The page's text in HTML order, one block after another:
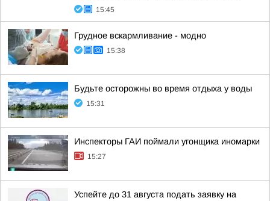
15:45
Грудное вскармливание - модно
15:38
Будьте осторожны во время отдыха у воды
15:31
Инспекторы ГАИ поймали угонщика иномарки
15:27
Успейте до 31 августа подать заявку на